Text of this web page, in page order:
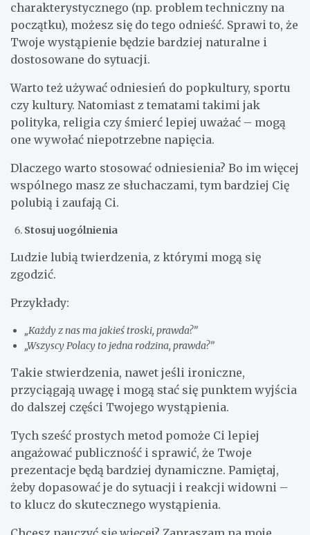
charakterystycznego (np. problem techniczny na
początku), możesz się do tego odnieść. Sprawi to, że
Twoje wystąpienie będzie bardziej naturalne i
dostosowane do sytuacji.
Warto też używać odniesień do popkultury, sportu
czy kultury. Natomiast z tematami takimi jak
polityka, religia czy śmierć lepiej uważać – mogą
one wywołać niepotrzebne napięcia.
Dlaczego warto stosować odniesienia? Bo im więcej
wspólnego masz ze słuchaczami, tym bardziej Cię
polubią i zaufają Ci.
Stosuj uogólnienia
Ludzie lubią twierdzenia, z którymi mogą się
zgodzić.
Przykłady:
„Każdy z nas ma jakieś troski, prawda?”
„Wszyscy Polacy to jedna rodzina, prawda?”
Takie stwierdzenia, nawet jeśli ironiczne,
przyciągają uwagę i mogą stać się punktem wyjścia
do dalszej części Twojego wystąpienia.
Tych sześć prostych metod pomoże Ci lepiej
angażować publiczność i sprawić, że Twoje
prezentacje będą bardziej dynamiczne. Pamiętaj,
żeby dopasować je do sytuacji i reakcji widowni –
to klucz do skutecznego wystąpienia.